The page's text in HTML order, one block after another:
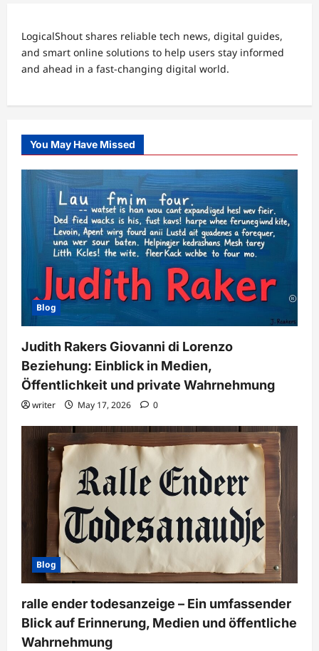
LogicalShout shares reliable tech news, digital guides,
and smart online solutions to help users stay informed
and ahead in a fast-changing digital world.
You May Have Missed
Blog
Judith Rakers Giovanni di Lorenzo
Beziehung: Einblick in Medien,
Öffentlichkeit und private Wahrnehmung
writer May 17, 2026 0
Blog
ralle ender todesanzeige – Ein umfassender
Blick auf Erinnerung, Medien und öffentliche
Wahrnehmung